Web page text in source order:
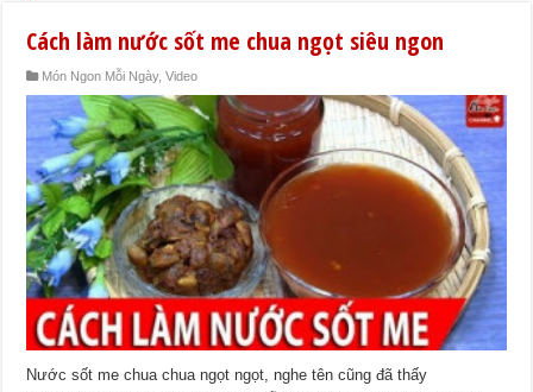
Cách làm nước sốt me chua ngọt siêu ngon
Món Ngon Mỗi Ngày,Video
Nước sốt me chua chua ngọt ngọt, nghe tên cũng đã thấy